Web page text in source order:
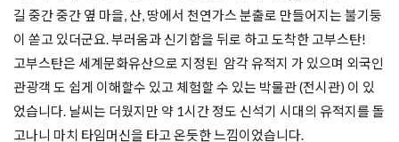
길 중간 중간 옆 마을, 산, 땅에서 천연가스 분출로 만들어지는 불기둥
이 쏟고 있더군요. 부러움과 신기함을 뒤로 하고 도착한 고부스탄!
고부스탄은 세계문화유산으로 지정된 암각 유적지 가 있으며 외국인
관광객 도 쉽게 이해할수 있고 체험할 수 있는 박물관 (전시관) 이 있
었습니다. 날씨는 더웠지만 약 1시간 정도 신석기 시대의 유적지를 돌
고나니 마치 타임머신을 타고 온듯한 느낌이었습니다.